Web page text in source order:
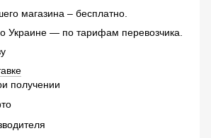
магазина – бесплатно.
Украине — по тарифам перевозчика.
получении